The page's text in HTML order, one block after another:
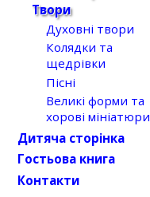
Твори
Духовні твори
Колядки та
щедрівки
Пісні
Великі форми та
хорові мініатюри
Дитяча сторінка
Гостьова книга
Контакти